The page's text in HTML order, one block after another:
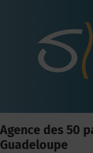
Agence des 50
Guadeloupe